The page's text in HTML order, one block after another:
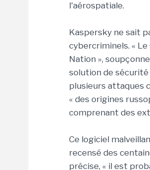
l'aérospatiale.
Kaspersky ne sait
cybercriminels. «
Nation »,
solution de
plusieurs attaques
« des origines
comprenant des
Ce logiciel
recensé des
précise, « il est